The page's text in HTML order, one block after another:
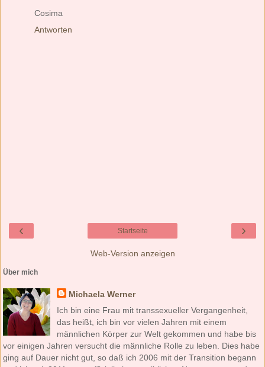
Cosima
Antworten
‹ ›
Startseite
Web-Version anzeigen
Über mich
Michaela Werner
Ich bin eine Frau mit transsexueller Vergangenheit,
das heißt, ich bin vor vielen Jahren mit einem
männlichen Körper zur Welt gekommen und habe bis
vor einigen Jahren versucht die männliche Rolle zu leben. Dies habe
ging auf Dauer nicht gut, so daß ich 2006 mit der Transition begann